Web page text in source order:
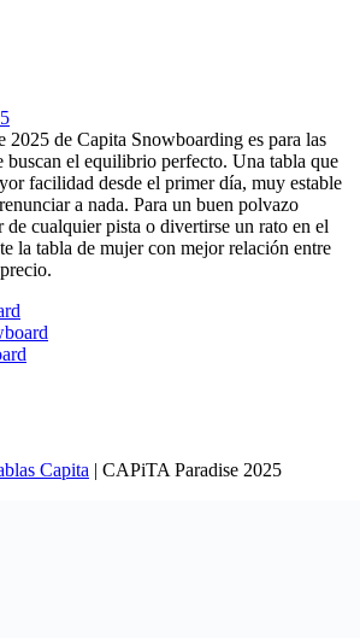
2025 de Capita Snowboarding es para las
buscan el equilibrio perfecto. Una tabla que
facilidad desde el primer día, muy estable
a nada. Para un buen polvazo
de cualquier pista o divertirse un rato en el
la tabla de mujer con mejor relación entre
Capita | CAPiTA Paradise 2025